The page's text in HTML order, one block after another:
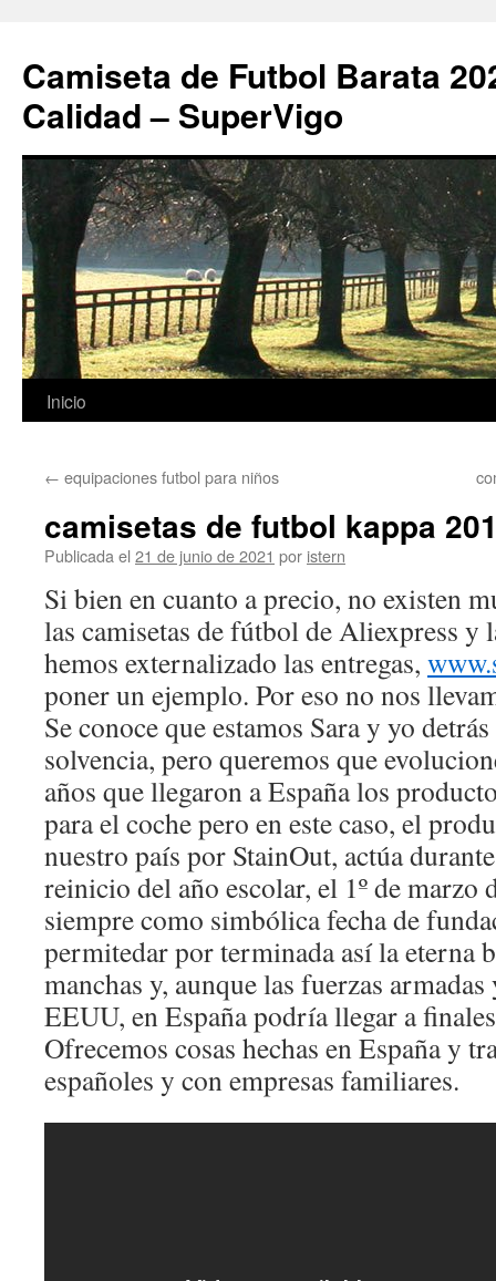
Camiseta de Futbol Barata
Calidad – SuperVigo
Saltar
contenido
Inicio
← equipaciones futbol para niños
camisetas de futbol kappa
Publicada el 21 de junio de 2021 por istern
Si bien en cuanto a precio, no existen
las camisetas de fútbol de Aliexpress y
hemos externalizado las entregas,
poner un ejemplo. Por eso no nos
Se conoce que estamos Sara y yo
solvencia, pero queremos que
años que llegaron a España los
para el coche pero en este caso, el
nuestro país por StainOut, actúa
reinicio del año escolar, el 1º de marzo
siempre como simbólica fecha de
permitedar por terminada así la eterna
manchas y, aunque las fuerzas
EEUU, en España podría llegar a
Ofrecemos cosas hechas en España y
españoles y con empresas familiares.